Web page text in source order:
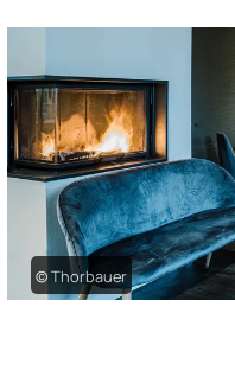
© Thorbauer